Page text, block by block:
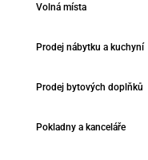
Volná místa
Prodej nábytku a kuchyní
Prodej bytových doplňků
Pokladny a kanceláře